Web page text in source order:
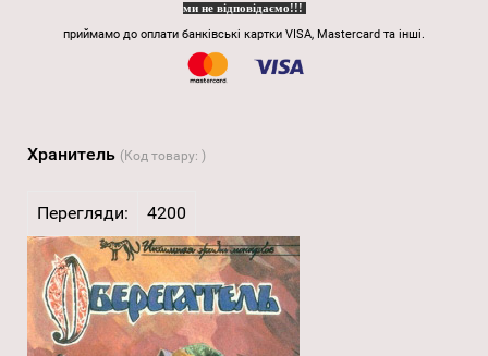
ми не відповідаємо!!!
приймамо до оплати банківські картки VISA, Mastercard та інші.
Хранитель (Код товару: )
Перегляди: 4200